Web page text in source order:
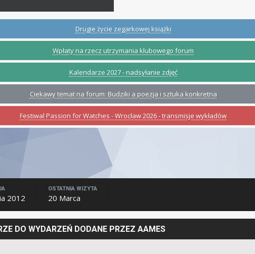
Drugie życie zegarkowej książki
Wpłaty na rzecz utrzymania klubowego forum
Kalendarze 2027 - nadsyłanie zdjęć
Ciekawy temat na forum: Budziki a poezja i sztuka konkretna
Festiwal Passion for Watches - Wrocław 2026 - transmisje wykładów
2012
OSTATNIA WIZYTA
20 Marca
DO WYDARZEŃ DODANE PRZEZ AAMES